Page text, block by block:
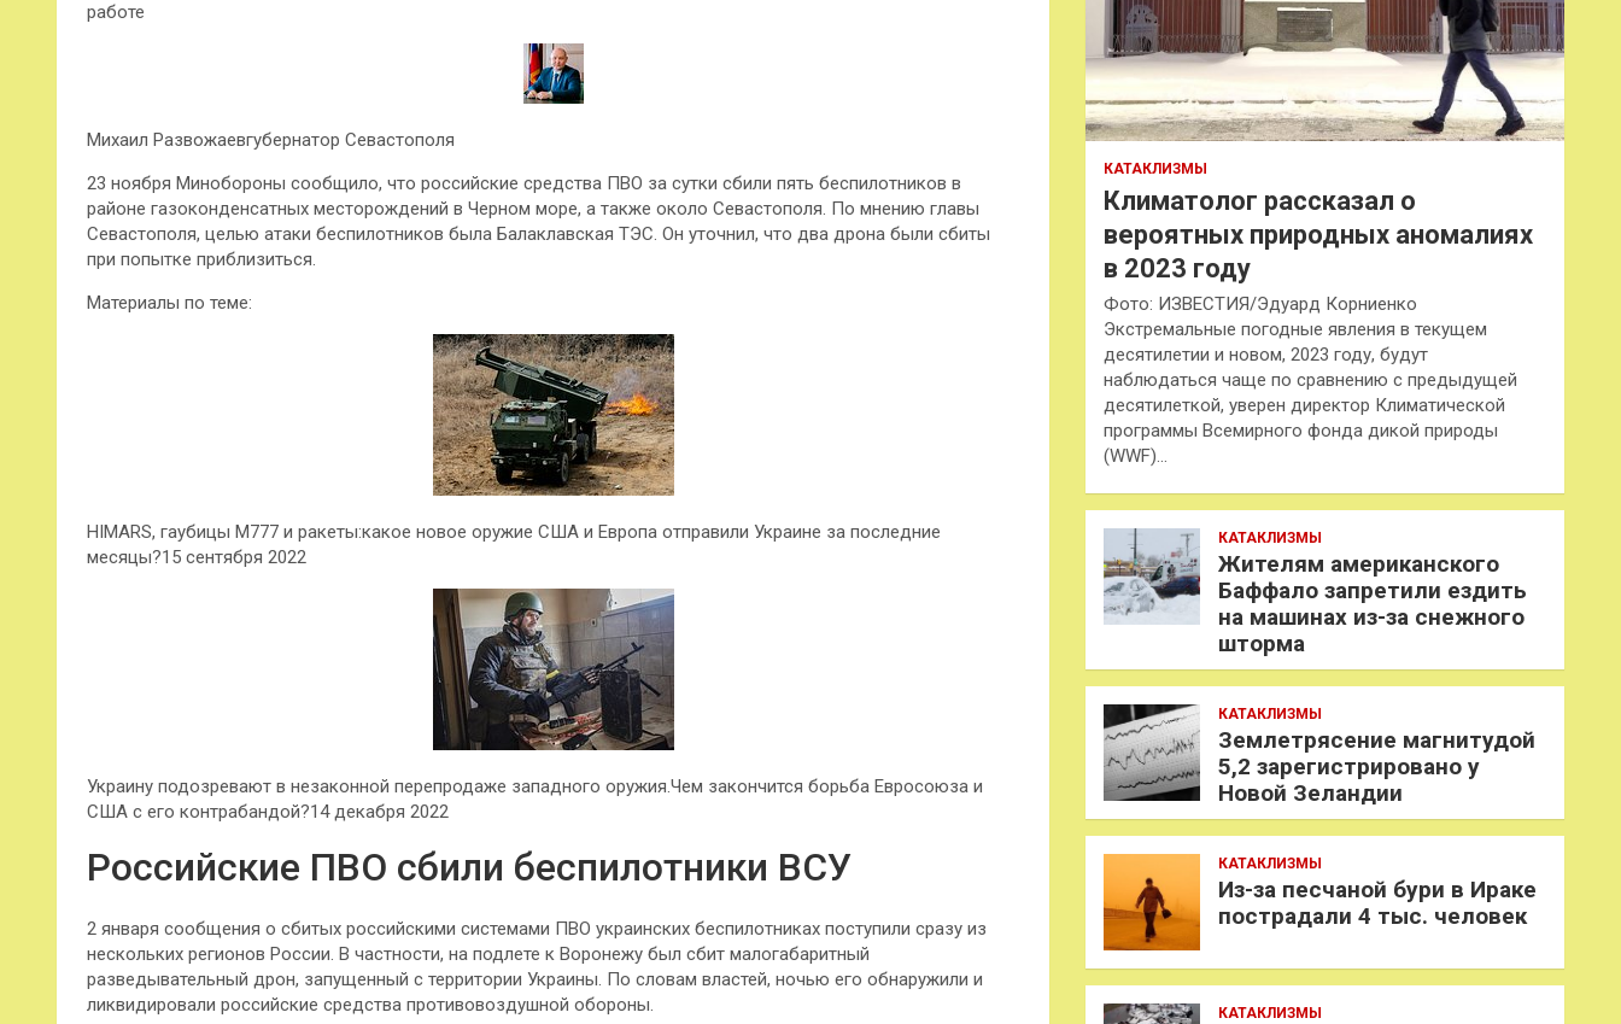
работе
Михаил Развожаевгубернатор Севастополя
23 ноября Минобороны сообщило, что российские средства ПВО за сутки сбили пять беспилотников в
районе газоконденсатных месторождений в Черном море, а также около Севастополя. По мнению главы
Севастополя, целью атаки беспилотников была Балаклавская ТЭС. Он уточнил, что два дрона были сбиты
при попытке приблизиться.
Материалы по теме:
HIMARS, гаубицы M777 и ракеты:какое новое оружие США и Европа отправили Украине за последние
месяцы?15 сентября 2022
Украину подозревают в незаконной перепродаже западного оружия.Чем закончится борьба Евросоюза и
США с его контрабандой?14 декабря 2022
Российские ПВО сбили беспилотники ВСУ
2 января сообщения о сбитых российскими системами ПВО украинских беспилотниках поступили сразу из
нескольких регионов России. В частности, на подлете к Воронежу был сбит малогабаритный
разведывательный дрон, запущенный с территории Украины. По словам властей, ночью его обнаружили и
ликвидировали российские средства противовоздушной обороны.
КАТАКЛИЗМЫ
Климатолог рассказал о
вероятных природных аномалиях
в 2023 году
Фото: ИЗВЕСТИЯ/Эдуард Корниенко
Экстремальные погодные явления в текущем
десятилетии и новом, 2023 году, будут
наблюдаться чаще по сравнению с предыдущей
десятилеткой, уверен директор Климатической
программы Всемирного фонда дикой природы
(WWF)…
КАТАКЛИЗМЫ
Жителям американского
Баффало запретили ездить
на машинах из-за снежного
шторма
КАТАКЛИЗМЫ
Землетрясение магнитудой
5,2 зарегистрировано у
Новой Зеландии
КАТАКЛИЗМЫ
Из-за песчаной бури в Ираке
пострадали 4 тыс. человек
КАТАКЛИЗМЫ